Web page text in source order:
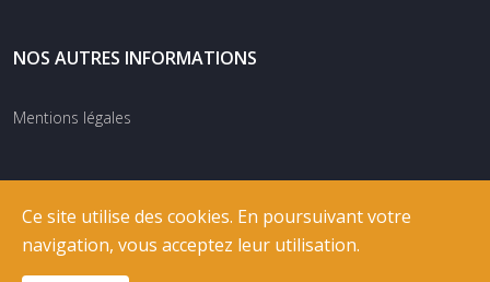
NOS AUTRES INFORMATIONS
Mentions légales
Ce site utilise des cookies. En poursuivant votre
navigation, vous acceptez leur utilisation.